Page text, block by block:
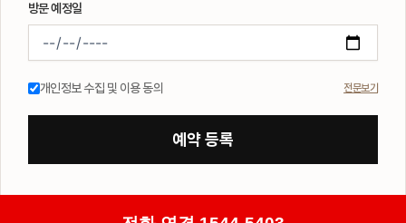
방문 예정일
개인정보 수집 및 이용 동의 전문보기
예약 등록